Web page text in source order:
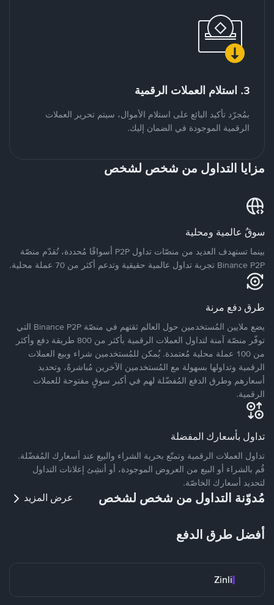
3. استلام العملات الرقمية
بمُجرّد تأكيد البائع على استلام الأموال، سيتم تحرير العملات
الرقمية الموجودة في الضمان إليك.
مزايا التداول من شخص لشخص
سوقٌ عالمية ومحلية
بينما تستهدف العديد من منصّات تداول P2P أسواقًا مُحددة، تُقدّم منصّة
Binance P2P تجربة تداول عالمية حقيقية وتدعم أكثر من 70 عملة محلية.
طرق دفع مرنة
يضع ملايين المُستخدمين حول العالم ثقتهم في منصّة Binance P2P التي
توفّر منصّة آمنة لتداول العملات الرقمية بأكثر من 800 طريقة دفع وأكثر
من 100 عملة محلية مُعتمدة. يُمكن للمُستخدمين شراء وبيع العملات
الرقمية وتداولها بسهولة مع المُستخدمين الآخرين مُباشرةً، وتحديد
أسعارهم وطرق الدفع المُفضّلة لهم في أكبر سوقٍ مفتوحة للعملات
الرقمية.
تداول بأسعارك المفضلة
تداول العملات الرقمية وتمتّع بحرية الشراء والبيع عند أسعارك المُفضّلة.
قُم بالشراء أو البيع من العروض الموجودة، أو أنشِئ إعلانات التداول
لتحديد أسعارك الخاصّة.
مُدوّنة التداول من شخص لشخص عرض المزيد
أفضل طرق الدفع
Zinli